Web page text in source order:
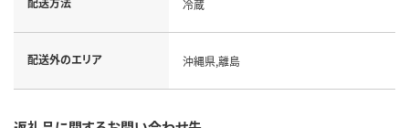
冷蔵
配送外のエリア 沖縄県,離島